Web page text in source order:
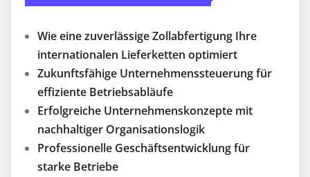
Wie eine zuverlässige Zollabfertigung Ihre
internationalen Lieferketten optimiert
Zukunftsfähige Unternehmenssteuerung für
effiziente Betriebsabläufe
Erfolgreiche Unternehmenskonzepte mit
nachhaltiger Organisationslogik
Professionelle Geschäftsentwicklung für
starke Betriebe